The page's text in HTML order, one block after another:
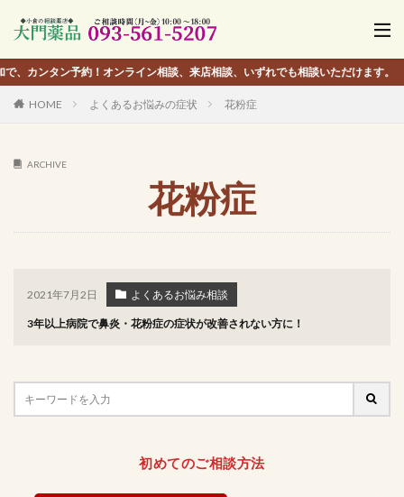
約！オンライン相談、来店相談、いずれでも相談いただけます。
HOME よくあるお悩みの症状 花粉症
ARCHIVE
花粉症
2021年7月2日 よくあるお悩み相談
3年以上病院で鼻炎・花粉症の症状が改善されない方に！
初めてのご相談方法